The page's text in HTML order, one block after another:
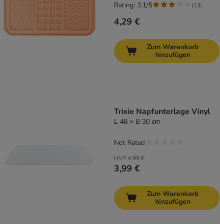
4,29 €
Rating: 3.1/5 (13)
Zum Warenkorb
hinzufügen
Trixie Napfunterlage Vinyl
L 48 × B 30 cm
UVP 4,99 €
3,99 €
Not Rated
Zum Warenkorb
hinzufügen